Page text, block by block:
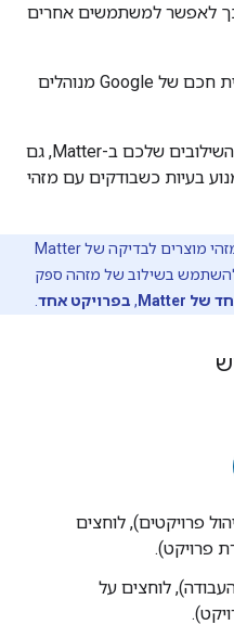
לאפשר למשתמשים אחרים
שילובים של מערכות אקולוגיות לבית חכם של Google מנוהלים
שלכם ב-Matter, גם
בעיות כשבודקים עם מזהי
מוצרים לבדיקה שלMatter
בשילוב של מזהה ספק
של Matter
, בפרויקט אחד
פרויקטים), לוחצים
פרויקט).
לוחצים על